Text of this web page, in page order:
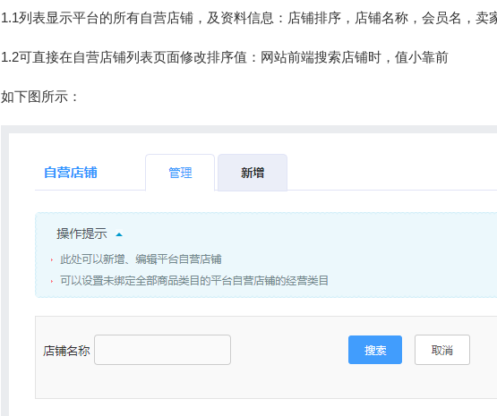
1.1列表显示平台的所有自营店铺，及资料信息：店铺排序，店铺名称，会员名，
1.2可直接在自营店铺列表页面修改排序值：网站前端搜索店铺时，值小靠前
如下图所示：